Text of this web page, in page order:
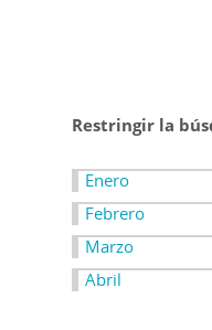
Restringir la
Enero
Febrero
Marzo
Abril